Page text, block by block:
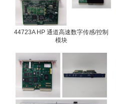
44723A HP 通道高速数字传感/控制
模块